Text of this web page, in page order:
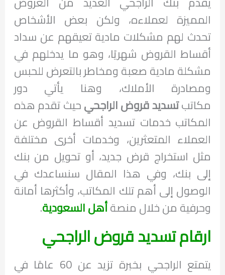
المميزة لعملاءه، ولكن بعض الأشخاص
تحدث لهم مشكلات مادية تعيقهم عن سداد
أقساط القروض شهريًا، وهو ما يدخلهم في
مشكلة مادية صعبة ومخاطر بالتعرض للحبس
ومصادرة الأملاك، وهنا يأتي دور
مكاتبتسديد قروض الراجحيحيث تقدم هذه
المكاتب خدمات تسديد أقساط القروض عن
العملاء المتعثرين، وخدمات أخرى مختلفة
مثل استخراج قرض جديد، أو تحويل من بنك
إلى بنك، وفي هذا المقال سنساعدك في
الوصول إلى أهم تلك المكاتب، وأكثرها أمانة
وحرفية من خلال منصةأهل السعودية.
ارقام تسديد قروض الراجحي
يتمتع الراجحي بخبرة تزيد عن 60 عامًا في